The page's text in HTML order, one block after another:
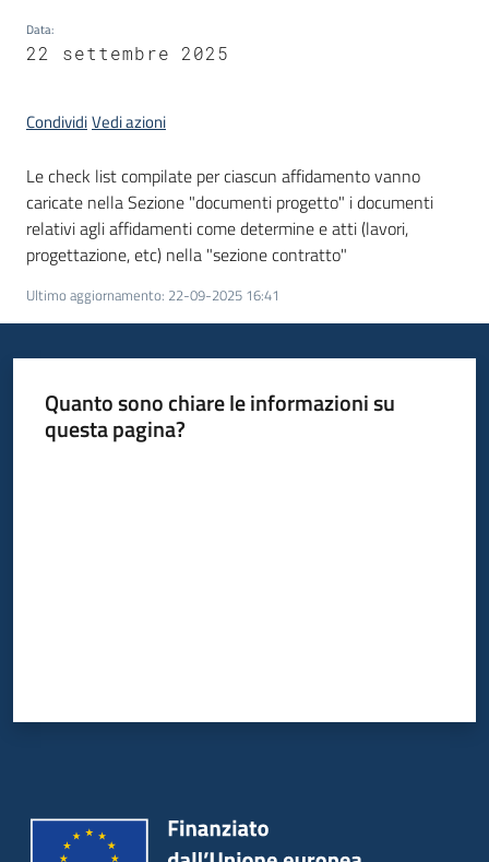
Data:
22 settembre 2025
CondividiVedi azioni
Le check list compilate per ciascun affidamento vanno
caricate nella Sezione "documenti progetto" i documenti
relativi agli affidamenti come determine e atti (lavori,
progettazione, etc) nella "sezione contratto"
Ultimo aggiornamento: 22-09-2025 16:41
Quanto sono chiare le informazioni su
questa pagina?